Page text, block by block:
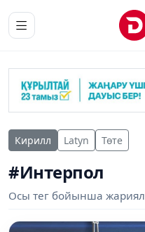
Кирилл Latyn Төте
#Интерпол
Осы тег бойынша